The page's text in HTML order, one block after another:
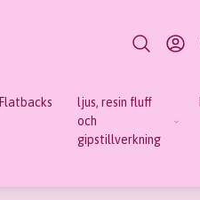
Flatbacks
ljus, resin fluff
och
gipstillverkning